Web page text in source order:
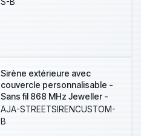
Sirène extérieure avec
couvercle personnalisable -
Sans fil 868 MHz Jeweller -
Puissance sonore maximale
113 dB - Signalisation LED -
AJA-STREETSIRENCUSTOM-
B